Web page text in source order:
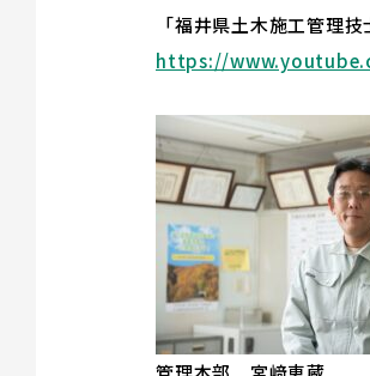
「福井県土木施工管理
https://